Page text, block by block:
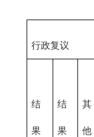
行政复议
结
果
结
果
其
他